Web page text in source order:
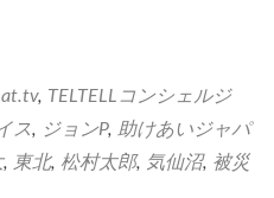
, TELTELLコンシェルジ
ス, ジョンP, 助けあいジャパ
, 東北, 松村太郎, 気仙沼, 被災